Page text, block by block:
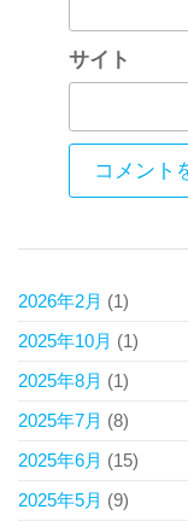
サイト
2026年2月 (1)
2025年10月 (1)
2025年8月 (1)
2025年7月 (8)
2025年6月 (15)
2025年5月 (9)